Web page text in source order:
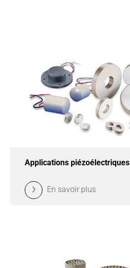
Applications piézoélectriques
En savoir plus